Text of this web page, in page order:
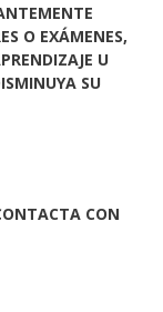
O EXÁMENES,
U
SU
CON